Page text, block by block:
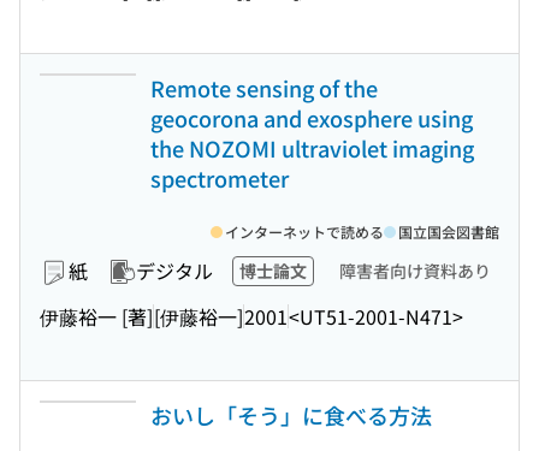
Remote sensing of the
geocorona and exosphere using
the NOZOMI ultraviolet imaging
spectrometer
紙 デジタル 博士論文 障害者向け資料あり
伊藤裕一 [著][伊藤裕一]2001<UT51-2001-N471>
インターネットで読める 国立国会図書館
おいし「そう」に食べる方法